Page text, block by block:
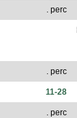
. perc
. perc
11-28
. perc